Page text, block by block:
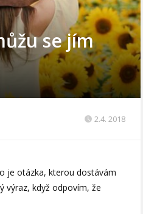
se jím
2.4. 2018
je otázka, kterou dostávám
výraz, když odpovím, že